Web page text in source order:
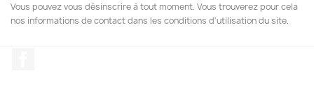
Vous pouvez vous désinscrire à tout moment. Vous trouverez pour cela
nos informations de contact dans les conditions d'utilisation du site.